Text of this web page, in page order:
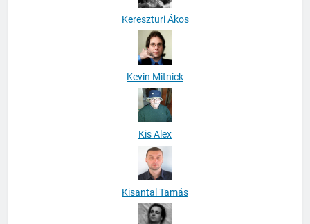
Kereszturi Ákos
Kevin Mitnick
Kis Alex
Kisantal Tamás